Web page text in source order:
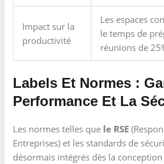
Impact sur la
productivité
Les espaces
le temps de
réunions de
Labels Et Normes :
Performance Et La
Les normes telles que le RSE
Entreprises) et les standards de
désormais intégrés dès la conception